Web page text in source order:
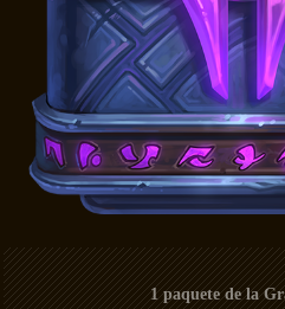
1 paquete de la